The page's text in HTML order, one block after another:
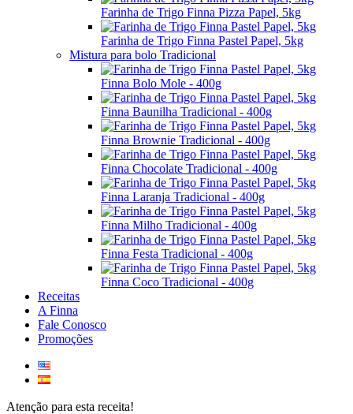
Farinha de Trigo Finna Pizza Papel, 5kg
Farinha de Trigo Finna Pastel Papel, 5kg
Mistura para bolo Tradicional
Finna Bolo Mole - 400g
Finna Baunilha Tradicional - 400g
Finna Brownie Tradicional - 400g
Finna Chocolate Tradicional - 400g
Finna Laranja Tradicional - 400g
Finna Milho Tradicional - 400g
Finna Festa Tradicional - 400g
Finna Coco Tradicional - 400g
Receitas
A Finna
Fale Conosco
Promoções
Atenção para esta receita!